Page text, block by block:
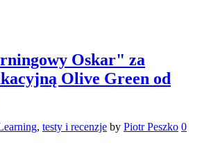
Oskar" za
Olive Green od
, testy i recenzje by Piotr Peszko 0